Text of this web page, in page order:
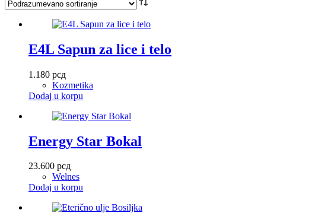
E4L Sapun za lice i telo
1.180 рсд
Kozmetika
Dodaj u korpu
Energy Star Bokal
23.600 рсд
Welnes
Dodaj u korpu